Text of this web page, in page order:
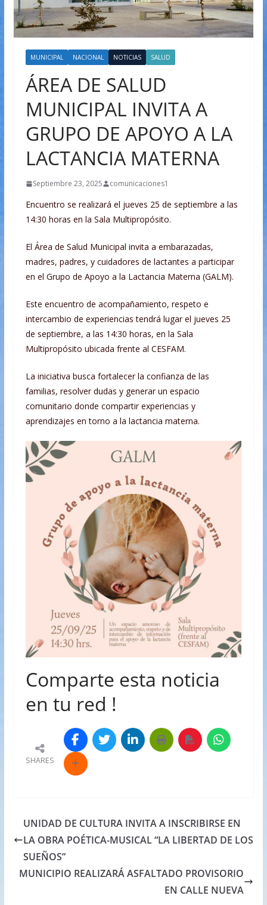
MUNICIPAL NACIONAL NOTICIAS SALUD
ÁREA DE SALUD
MUNICIPAL INVITA A
GRUPO DE APOYO A LA
LACTANCIA MATERNA
Septiembre 23, 2025 comunicaciones1
Encuentro se realizará el jueves 25 de septiembre a las
14:30 horas en la Sala Multipropósito.
El Área de Salud Municipal invita a embarazadas,
madres, padres, y cuidadores de lactantes a participar
en el Grupo de Apoyo a la Lactancia Materna (GALM).
Este encuentro de acompañamiento, respeto e
intercambio de experiencias tendrá lugar el jueves 25
de septiembre, a las 14:30 horas, en la Sala
Multipropósito ubicada frente al CESFAM.
La iniciativa busca fortalecer la confianza de las
familias, resolver dudas y generar un espacio
comunitario donde compartir experiencias y
aprendizajes en torno a la lactancia materna.
Comparte esta noticia
en tu red !
SHARES
UNIDAD DE CULTURA INVITA A INSCRIBIRSE EN
LA OBRA POÉTICA-MUSICAL “LA LIBERTAD DE LOS
SUEÑOS”
MUNICIPIO REALIZARÁ ASFALTADO PROVISORIO
EN CALLE NUEVA